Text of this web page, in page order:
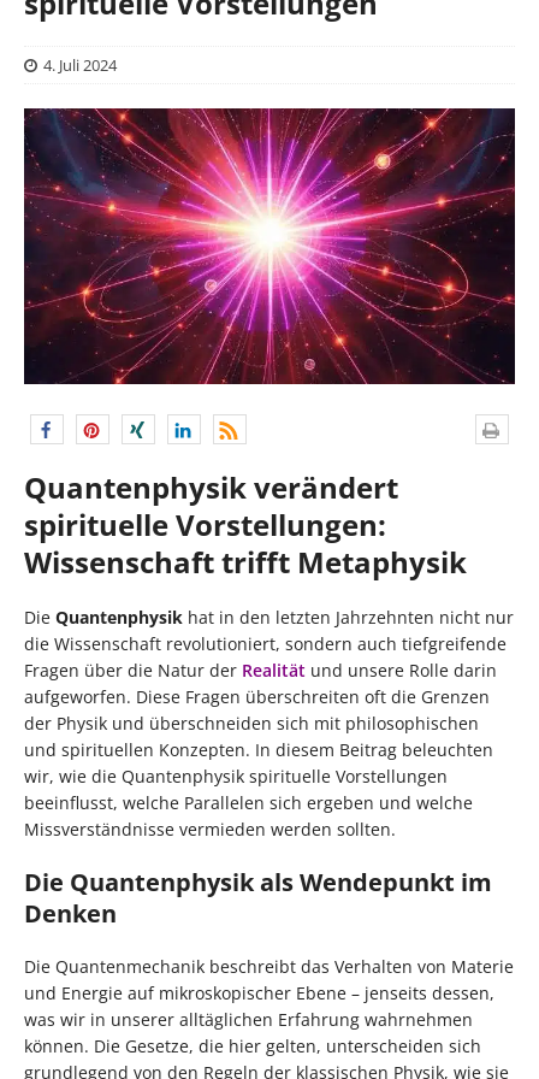
4. Juli 2024
Quantenphysik verändert
spirituelle Vorstellungen:
Wissenschaft trifft Metaphysik
Die Quantenphysik hat in den letzten Jahrzehnten nicht nur
die Wissenschaft revolutioniert, sondern auch tiefgreifende
Fragen über die Natur der Realität und unsere Rolle darin
aufgeworfen. Diese Fragen überschreiten oft die Grenzen
der Physik und überschneiden sich mit philosophischen
und spirituellen Konzepten. In diesem Beitrag beleuchten
wir, wie die Quantenphysik spirituelle Vorstellungen
beeinflusst, welche Parallelen sich ergeben und welche
Missverständnisse vermieden werden sollten.
Die Quantenphysik als Wendepunkt im
Denken
Die Quantenmechanik beschreibt das Verhalten von Materie
und Energie auf mikroskopischer Ebene – jenseits dessen,
was wir in unserer alltäglichen Erfahrung wahrnehmen
können. Die Gesetze, die hier gelten, unterscheiden sich
grundlegend von den Regeln der klassischen Physik, wie sie